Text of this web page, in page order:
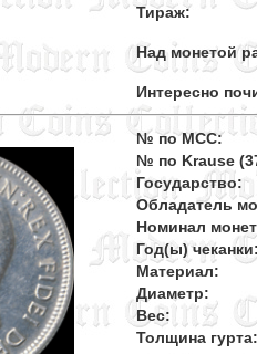
Тираж:
Над монетой
Интересно
№ по MCC:
№ по Krause
Государство:
Обладатель
Номинал
Год(ы)
Материал:
Диаметр:
Вес:
Толщина гурта: